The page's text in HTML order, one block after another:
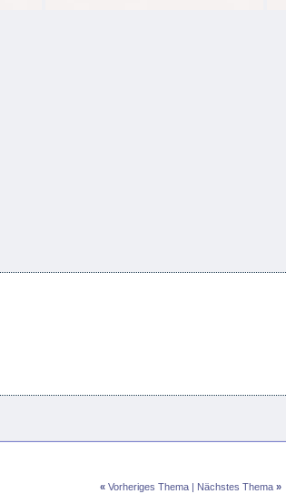
« Vorheriges Thema | Nächstes Thema »